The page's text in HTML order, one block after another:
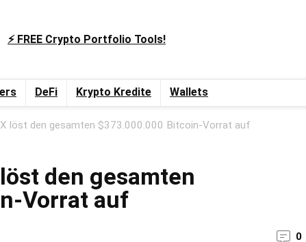
⚡️ FREE Crypto Portfolio Tools!
DeFi Krypto Kredite Wallets
löst den gesamten $373.000.000 Bitcoin-Vorrat auf
den gesamten
Vorrat auf
0